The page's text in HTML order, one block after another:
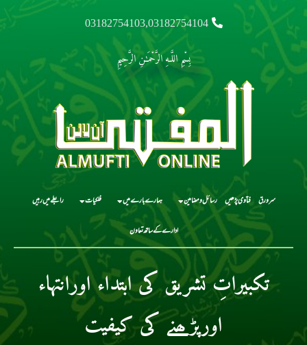
03182754103,03182754104
بِسْمِ اللَّـهِ الرَّحْمَـٰنِ الرَّحِيمِ
سرورق فتاوی پڑھیں رسائل و مضامین ہمارے بارے میں فلکیات رابطے میں رہیں
ادارے کے ساتھ تعاون
تکبیراتِ تشریق کی ابتداء اورانتہاء
اورپڑھنے کی کیفیت